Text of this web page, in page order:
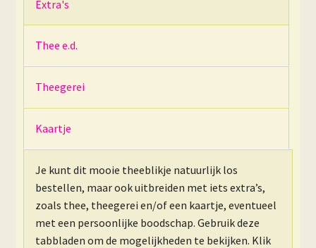
Extra's
Thee e.d.
Theegerei
Kaartje
Je kunt dit mooie theeblikje natuurlijk los
bestellen, maar ook uitbreiden met iets extra’s,
zoals thee, theegerei en/of een kaartje, eventueel
met een persoonlijke boodschap. Gebruik deze
tabbladen om de mogelijkheden te bekijken. Klik